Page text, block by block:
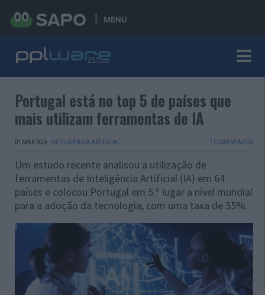
MENU
Portugal está no top 5 de países que
mais utilizam ferramentas de IA
01 MAR 2026 · INTELIGÊNCIA ARTIFICIAL 7 COMENTÁRIOS
Um estudo recente analisou a utilização de
ferramentas de Inteligência Artificial (IA) em 64
países e colocou Portugal em 5.º lugar a nível mundial
para a adoção da tecnologia, com uma taxa de 55%.